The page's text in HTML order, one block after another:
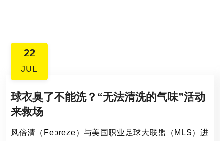
22
JUL
球衣臭了不能洗？“无法清洗的气味”活动
来救场
风倍清（Febreze）与美国职业足球大联盟（MLS）进